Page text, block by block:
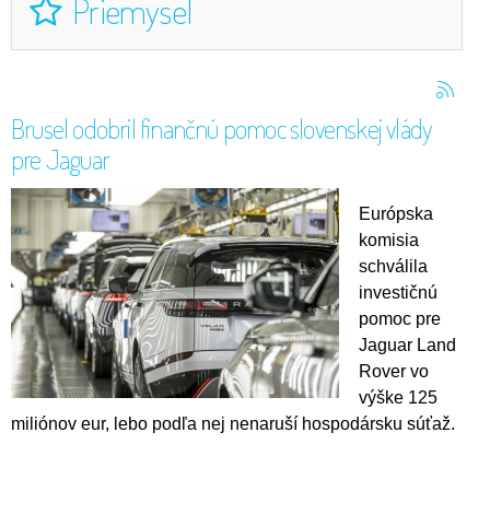
Priemysel
Brusel odobril finančnú pomoc slovenskej vlády
pre Jaguar
Európska
komisia
schválila
investičnú
pomoc pre
Jaguar Land
Rover vo
výške 125
miliónov eur, lebo podľa nej nenaruší hospodársku súťaž.